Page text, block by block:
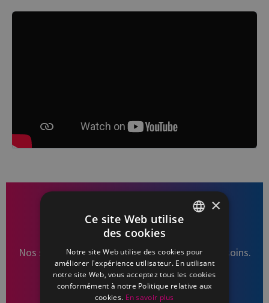
Intéressé par nos services ?
Nos services s’adaptent en fonction de vos besoins.
Contactez-nous pour de plus amples
renseignements.
DUTCH
×
Ce site Web utilise
des cookies
Notre site Web utilise des cookies pour
améliorer l'expérience utilisateur. En utilisant
notre site Web, vous acceptez tous les cookies
conformément à notre Politique relative aux
cookies. En savoir plus